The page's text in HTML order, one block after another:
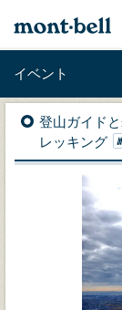
イベント
登山ガイド
レッキング